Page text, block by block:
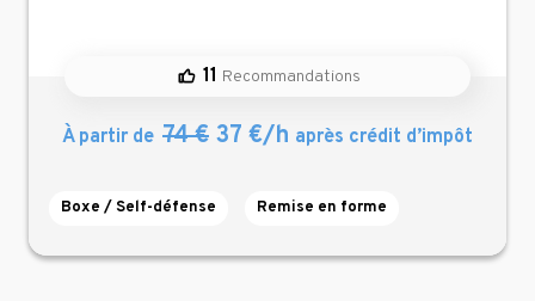
11 Recommandations
À partir de 74 € 37 €/h après crédit d’impôt
Boxe / Self-défense Remise en forme